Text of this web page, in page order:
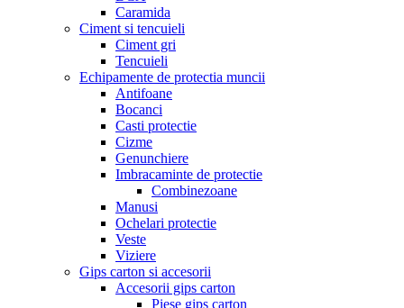
Caramida
Ciment si tencuieli
Ciment gri
Tencuieli
Echipamente de protectia muncii
Antifoane
Bocanci
Casti protectie
Cizme
Genunchiere
Imbracaminte de protectie
Combinezoane
Manusi
Ochelari protectie
Veste
Viziere
Gips carton si accesorii
Accesorii gips carton
Piese gips carton